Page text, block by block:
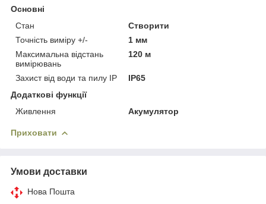
Основні
Стан
Створити
Точність виміру +/-
1 мм
Максимальна відстань
вимірювань
120 м
Захист від води та пилу IP
IP65
Додаткові функції
Живлення
Акумулятор
Приховати
Умови доставки
Нова Пошта